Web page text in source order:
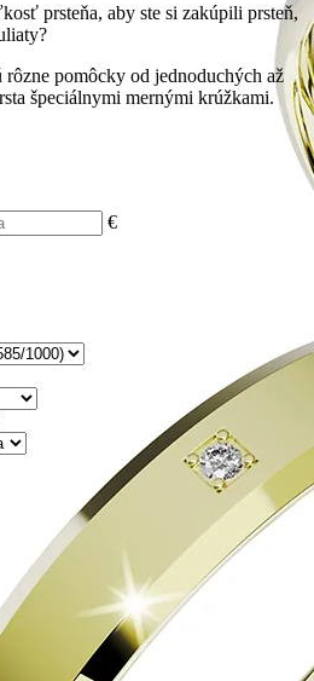
prsteňa, aby ste si zakúpili prsteň,
rôzne pomôcky od jednoduchých až
špeciálnymi mernými krúžkami.
€